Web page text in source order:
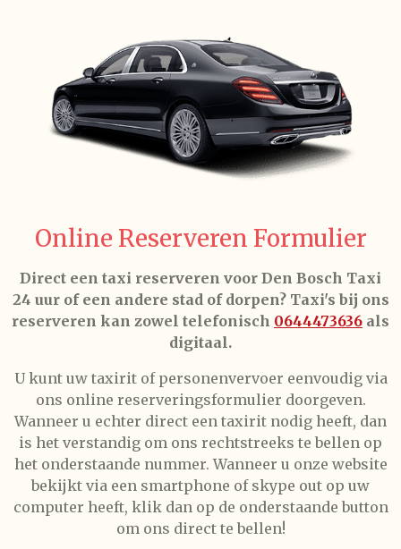
Online Reserveren Formulier
Direct een taxi reserveren voor Den Bosch Taxi
24 uur of een andere stad of dorpen? Taxi's bij ons
reserveren kan zowel telefonisch 0644473636 als
digitaal.
U kunt uw taxirit of personenvervoer eenvoudig via
ons online reserveringsformulier doorgeven.
Wanneer u echter direct een taxirit nodig heeft, dan
is het verstandig om ons rechtstreeks te bellen op
het onderstaande nummer. Wanneer u onze website
bekijkt via een smartphone of skype out op uw
computer heeft, klik dan op de onderstaande button
om ons direct te bellen!